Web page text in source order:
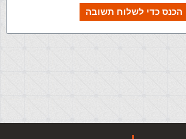
הכנס כדי לשלוח תשובה